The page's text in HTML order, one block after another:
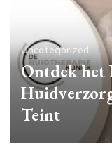
Uncategorized
Ontdek het
Teint